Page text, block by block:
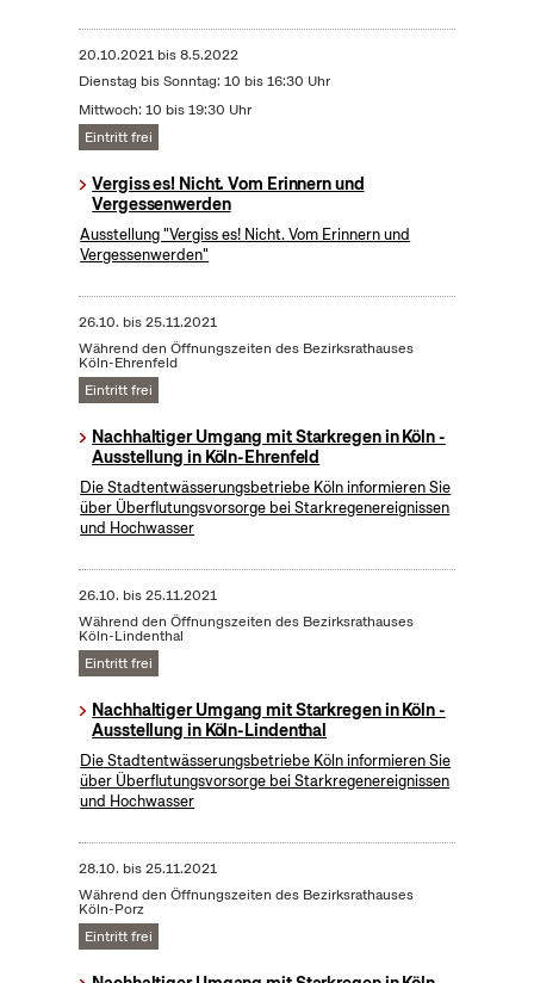
20.10.2021bis8.5.2022
Dienstag bis Sonntag: 10 bis 16:30 Uhr
Mittwoch: 10 bis 19:30 Uhr
Eintritt frei
Vergiss es! Nicht. Vom Erinnern und
Vergessenwerden
Ausstellung "Vergiss es! Nicht. Vom Erinnern und
Vergessenwerden"
26.10. bis25.11.2021
Während den Öffnungszeiten des Bezirksrathauses
Köln-Ehrenfeld
Eintritt frei
Nachhaltiger Umgang mit Starkregen in Köln -
Ausstellung in Köln-Ehrenfeld
Die Stadtentwässerungsbetriebe Köln informieren Sie
über Überflutungsvorsorge bei Starkregenereignissen
und Hochwasser
26.10. bis25.11.2021
Während den Öffnungszeiten des Bezirksrathauses
Köln-Lindenthal
Eintritt frei
Nachhaltiger Umgang mit Starkregen in Köln -
Ausstellung in Köln-Lindenthal
Die Stadtentwässerungsbetriebe Köln informieren Sie
über Überflutungsvorsorge bei Starkregenereignissen
und Hochwasser
28.10. bis25.11.2021
Während den Öffnungszeiten des Bezirksrathauses
Köln-Porz
Eintritt frei